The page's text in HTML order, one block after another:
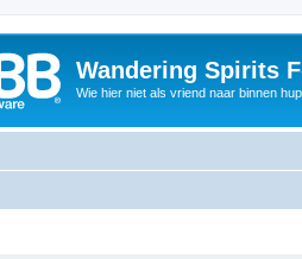
Wandering Spirits
Wie hier niet als vriend naar binnen